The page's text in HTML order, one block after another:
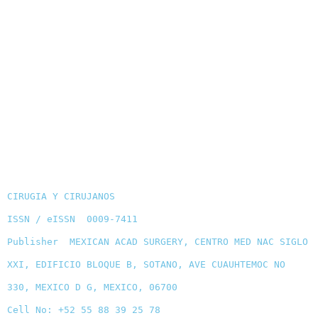
CIRUGIA Y CIRUJANOS
ISSN / eISSN 0009-7411
Publisher MEXICAN ACAD SURGERY, CENTRO MED NAC SIGLO
XXI, EDIFICIO BLOQUE B, SOTANO, AVE CUAUHTEMOC NO
330, MEXICO D G, MEXICO, 06700
Cell No: +52 55 88 39 25 78